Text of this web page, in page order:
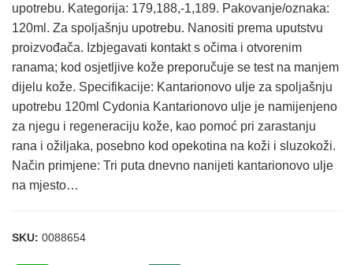
upotrebu. Kategorija: 179,188,-1,189. Pakovanje/oznaka:
120ml. Za spoljašnju upotrebu. Nanositi prema uputstvu
proizvođača. Izbjegavati kontakt s očima i otvorenim
ranama; kod osjetljive kože preporučuje se test na manjem
dijelu kože. Specifikacije: Kantarionovo ulje za spoljašnju
upotrebu 120ml Cydonia Kantarionovo ulje je namijenjeno
za njegu i regeneraciju kože, kao pomoć pri zarastanju
rana i ožiljaka, posebno kod opekotina na koži i sluzokoži.
Način primjene: Tri puta dnevno nanijeti kantarionovo ulje
na mjesto…
SKU: 0088654